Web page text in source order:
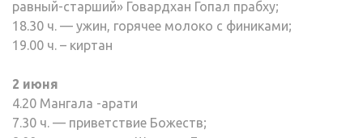
равный-старший» Говардхан Гопал прабху;
18.30 ч. — ужин, горячее молоко с финиками;
19.00 ч. – киртан
2 июня
4.20 Мангала -арати
7.30 ч. — приветствие Божеств;